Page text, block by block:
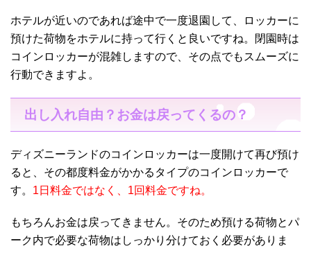
ホテルが近いのであれば途中で一度退園して、ロッカーに
預けた荷物をホテルに持って行くと良いですね。閉園時は
コインロッカーが混雑しますので、その点でもスムーズに
行動できますよ。
出し入れ自由？お金は戻ってくるの？
ディズニーランドのコインロッカーは一度開けて再び預け
ると、その都度料金がかかるタイプのコインロッカーで
す。 1日料金ではなく、1回料金ですね。
もちろんお金は戻ってきません。そのため預ける荷物とパ
ーク内で必要な荷物はしっかり分けておく必要がありま